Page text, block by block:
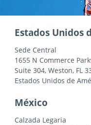
Estados Unidos
Sede Central
1655 N Commerce
Suite 304, Weston, FL
Estados Unidos de
México
Calzada Legaria